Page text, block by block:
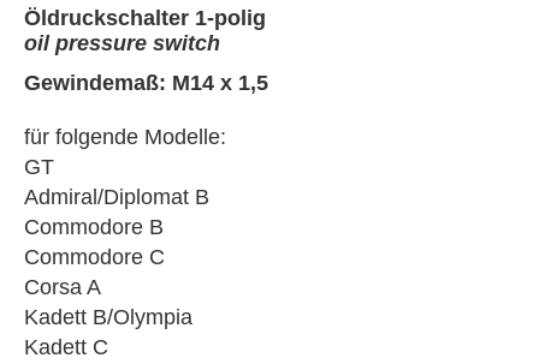
Öldruckschalter 1-polig
oil pressure switch
Gewindemaß: M14 x 1,5
für folgende Modelle:
GT
Admiral/Diplomat B
Commodore B
Commodore C
Corsa A
Kadett B/Olympia
Kadett C